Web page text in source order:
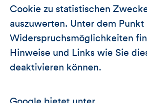
Cookie zu statistischen
auszuwerten. Unter dem Punkt
Widerspruchsmöglichkeiten
Hinweise und Links wie Sie
deaktivieren können.